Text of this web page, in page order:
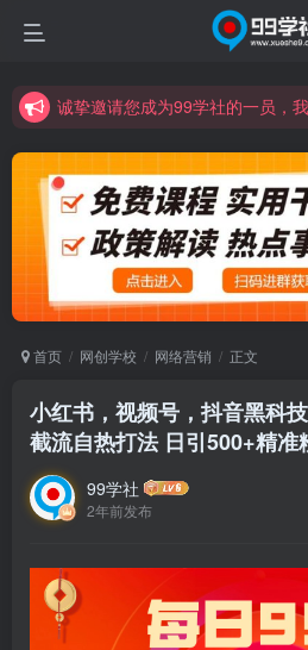
诚挚邀请您成为99学社的一员，
诚挚邀请您成为99学社的一员，
学习路上不孤独，99学社与你同行！分享全网优质VIP资源，炒股教程、创业教程、网
首页 网创学校 网络营销 正文
小红书，视频号，抖音黑科
截流自热打法 日引500+精准
99学社
2年前发布